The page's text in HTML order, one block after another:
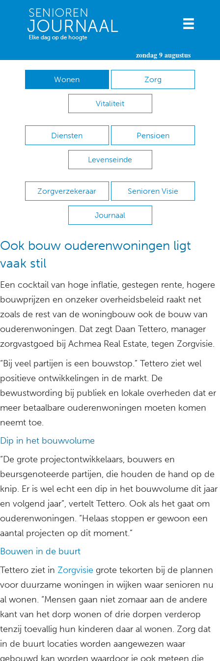
zondag 9 augustus
Wonen Zorg
Vitaliteit
Diensten Pensioen
Levenseinde
Zorgverzekeraar Senioren Visie
Journaal
Ook bouw ouderenwoningen ligt
vaak stil
Een cocktail van hoge inflatie, gestegen rente, hogere
bouwprijzen en onzeker overheidsbeleid raakt net
zoals de rest van de woningbouw ook de bouw van
ouderenwoningen. Dat zegt Daan Tettero, manager
zorgvastgoed bij Achmea Real Estate, tegen Zorgvisie.
“Bij veel partijen is een bouwstop.” Tettero ziet wel
positieve ontwikkelingen in de markt. De
bewustwording bij publiek en lokale overheden dat er
meer betaalbare ouderenwoningen moeten komen
neemt toe.
Dip in het bouwvolume
“De grote projectontwikkelaars, bouwers en
beursgenoteerde partijen, die houden de hand op de
knip. Er is wel echt een dip in het bouwvolume dit jaar
en volgend jaar”, vertelt Tettero. Ook als het gaat om
ouderenwoningen. “Helaas stoppen er gewoon een
aantal projecten op dit moment.”
Bouwen in de buurt
Tettero ziet in Zorgvisie grote tekorten bij de plannen
voor duurzame woningen in wijken waar senioren nu
al wonen. “Mensen gaan niet zomaar aan de andere
kant van het dorp wonen of drie dorpen verderop
tenzij toevallig hun kinderen daar al wonen. Zorg dat
in de buurt locaties worden aangewezen waar
gebouwd kan worden waardoor je ook meteen die